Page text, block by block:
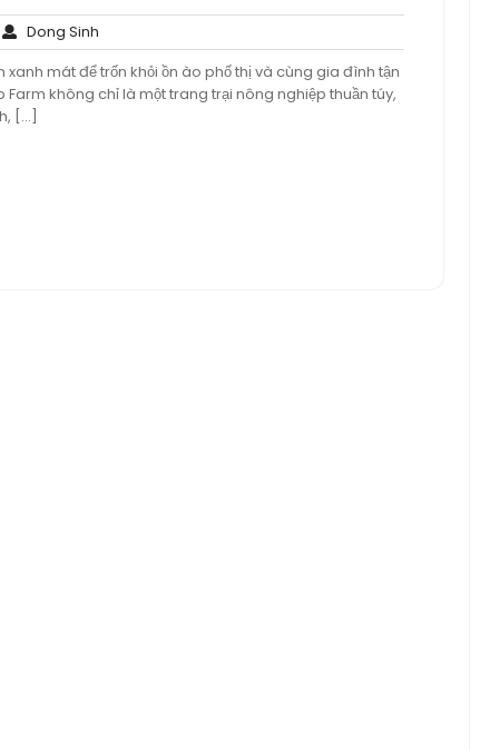
Dong Sinh
Sinh
mát để trốn khỏi ồn ào phố thị và cùng gia đình tận
không chỉ là một trang trại nông nghiệp thuần túy,
[…]